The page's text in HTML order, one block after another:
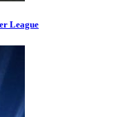
League